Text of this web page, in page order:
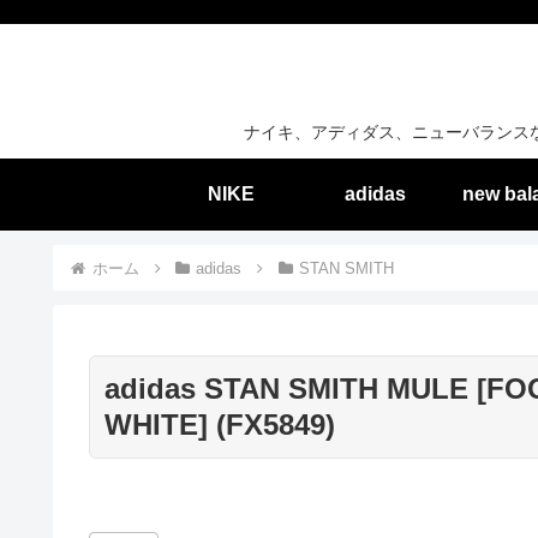
ナイキ、アディダス、ニューバラン
NIKE adidas new
ホーム adidas STAN SMITH
adidas STAN SMITH MULE
WHITE] (FX5849)